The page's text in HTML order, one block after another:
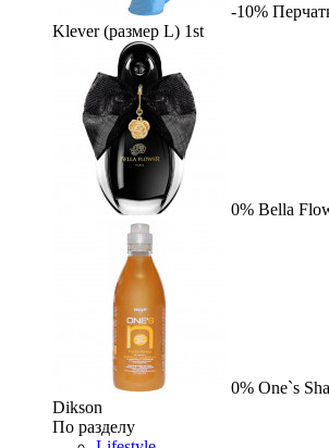
-10%
Klever (размер L) 1st
0% Bella
0% One`s
Dikson
По разделу